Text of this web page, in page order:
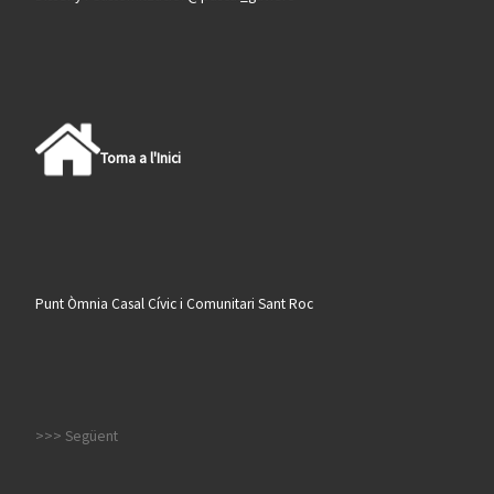
Torna a l'Inici
Punt Òmnia Casal Cívic i Comunitari Sant Roc
>>> Següent